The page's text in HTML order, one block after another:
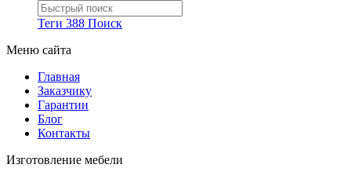
Теги 388 Поиск
Меню сайта
Главная
Заказчику
Гарантии
Блог
Контакты
Изготовление мебели